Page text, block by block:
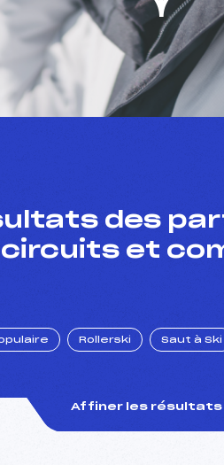
des
circuits et
Rollerski Saut à Ski
Affiner les résultats